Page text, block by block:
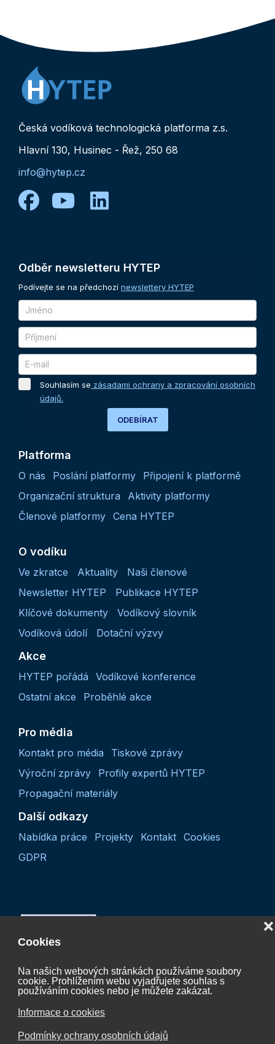
Cookies
Na našich webových stránkách používáme soubory
cookie. Prohlížením webu vyjadřujete souhlas s
používáním cookies nebo je můžete zakázat.
Informace o cookies
Podmínky ochrany osobních údajů
❌
Česká vodíková technologická platforma z.s.
Hlavní 130, Husinec - Řež, 250 68
info@hytep.cz
facebook
youtube
linkedin
Odběr newsletteru HYTEP
Podívejte se na předchozí newslettery HYTEP
Souhlasím se zásadami ochrany a zpracování osobních
údajů.
ODEBÍRAT
Platforma
O nás Poslání platformy
Připojení k platformě
Organizační struktura
Aktivity platformy
Členové platformy Cena HYTEP
O vodíku
Ve zkratce Aktuality
Naši členové
Newsletter HYTEP
Publikace HYTEP
Klíčové dokumenty
Vodíkový slovník
Vodíková údolí
Dotační výzvy
Akce
HYTEP pořádá
Vodíkové konference
Ostatní akce
Proběhlé akce
Pro média
Kontakt pro média
Tiskové zprávy
Výroční zprávy
Profily expertů HYTEP
Propagační materiály
Další odkazy
Nabídka práce Projekty Kontakt Cookies
GDPR
Projekt “Koordinační činnost České vodíkové
je spolufinancován Evropskou unií.